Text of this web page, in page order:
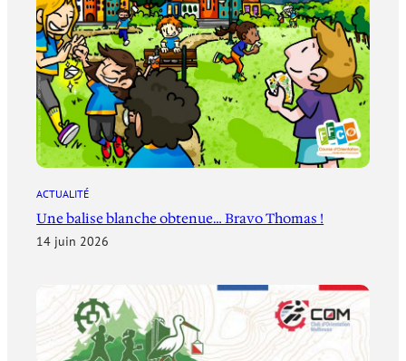
ACTUALITÉ
Une balise blanche obtenue… Bravo Thomas !
14 juin 2026